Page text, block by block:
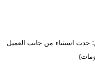
حدث استثناء من جانب العميل